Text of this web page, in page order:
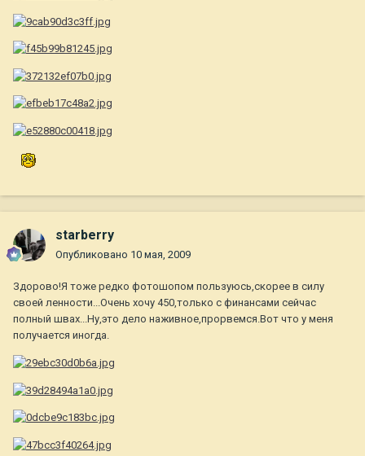
starberry
Опубликовано 10 мая, 2009
Здорово!Я тоже редко фотошопом пользуюсь,скорее в силу
своей ленности...Очень хочу 450,только с финансами сейчас
полный швах...Ну,это дело наживное,прорвемся.Вот что у меня
получается иногда.